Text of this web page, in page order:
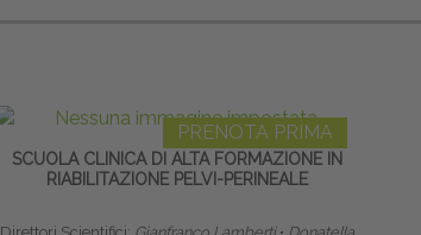
PRENOTA PRIMA
SCUOLA CLINICA DI ALTA FORMAZIONE IN
RIABILITAZIONE PELVI-PERINEALE